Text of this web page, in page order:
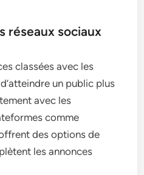
réseaux sociaux
classées avec les
un public plus
avec les
comme
des options de
les annonces